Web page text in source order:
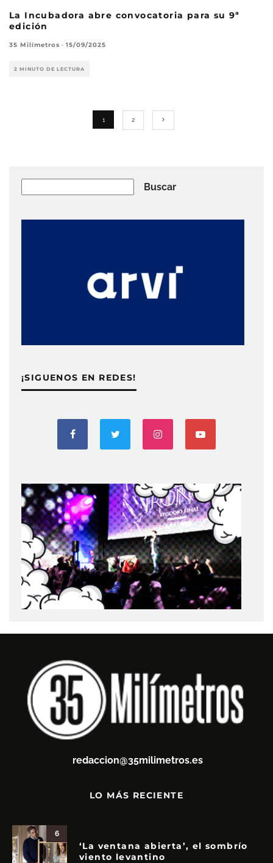
La Incubadora abre convocatoria para su 9ª
edición
35 Milímetros · 15/09/2025
2 MINUTO DE LECTURA
1 2
Buscar
¡SIGUENOS EN REDES!
redaccion@35milimetros.es
LO MÁS RECIENTE
6
‘La ventana abierta’, el sombrío
viento levantino